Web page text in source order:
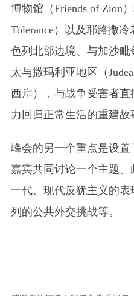
博物馆（Friends of Zion
Tolerance）以及耶路撒
色列北部边境、与加沙
太与撒玛利亚地区（
西岸），与战争受害者
力回归正常生活的重建故
峰会的另一个重点是设
嘉宾共同讨论一个主题
一代、现代反犹主义的
列的公共外交挑战等。